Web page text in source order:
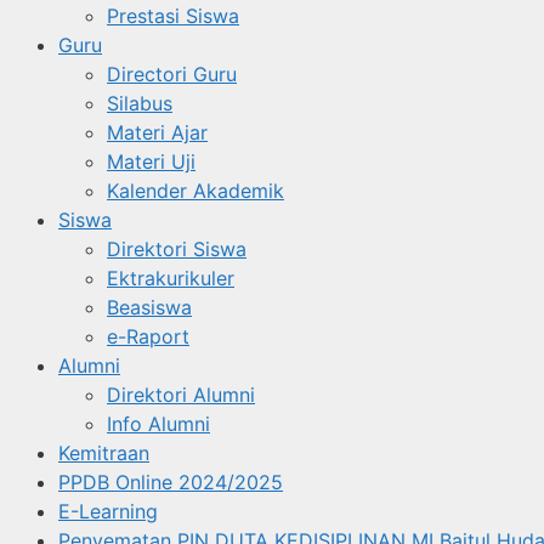
Prestasi Siswa
Guru
Directori Guru
Silabus
Materi Ajar
Materi Uji
Kalender Akademik
Siswa
Direktori Siswa
Ektrakurikuler
Beasiswa
e-Raport
Alumni
Direktori Alumni
Info Alumni
Kemitraan
PPDB Online 2024/2025
E-Learning